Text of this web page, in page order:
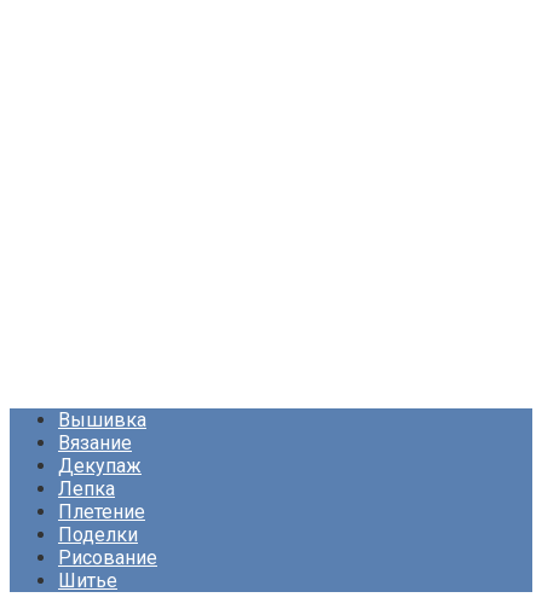
Вышивка
Вязание
Декупаж
Лепка
Плетение
Поделки
Рисование
Шитье